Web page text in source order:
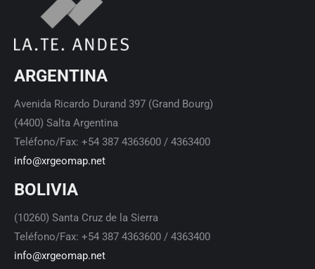
ARGENTINA
Avenida Ricardo Durand 397 (Grand Bourg)
(4400) Salta Argentina
Teléfono/Fax: +54 387 4363600 / 4363400
info@xrgeomap.net
BOLIVIA
(10260) Santa Cruz de la Sierra
Teléfono/Fax: +54 387 4363600 / 4363400
info@xrgeomap.net